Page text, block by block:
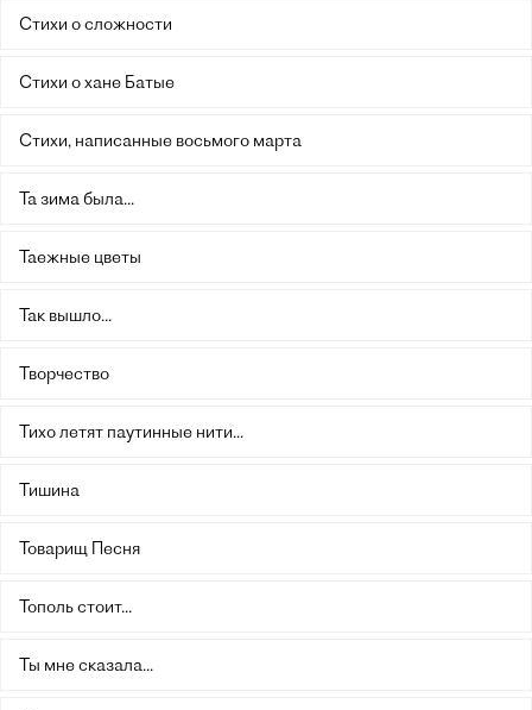
Стихи о сложности
Стихи о хане Батые
Стихи, написанные восьмого марта
Та зима была...
Таежные цветы
Так вышло...
Творчество
Тихо летят паутинные нити...
Тишина
Товарищ Песня
Тополь стоит...
Ты мне сказала...